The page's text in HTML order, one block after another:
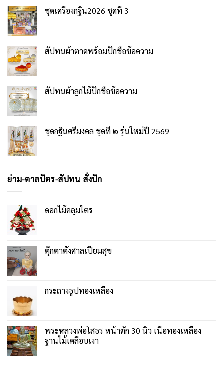
ชุดเครื่องกฐิน2026 ชุดที่ 3
สัปทนผ้าตาดพร้อมปักชื่อข้อความ
สัปทนผ้าลูกไม้ปักชื่อข้อความ
ชุดกฐินศรีมงคล ชุดที่ ๒ รุ่นใหม่ปี 2569
ย่าม-ตาลปัตร-สัปทน สั่งปัก
ดอกไม้คลุมไตร
ตุ๊กตาตั้งศาลเปี่ยมสุข
กระถางธูปทองเหลือง
พระหลวงพ่อโสธร หน้าตัก 30 นิ้ว เนื้อทองเหลือง
ฐานไม้เคลือบเงา